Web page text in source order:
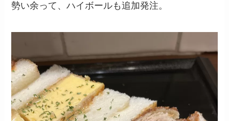
勢い余って、ハイボールも追加発注。